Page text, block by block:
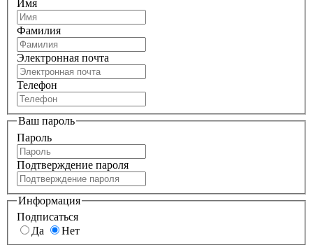
Имя
Фамилия
Электронная почта
Телефон
Ваш пароль
Пароль
Подтверждение пароля
Информация
Подписаться
Да
Нет